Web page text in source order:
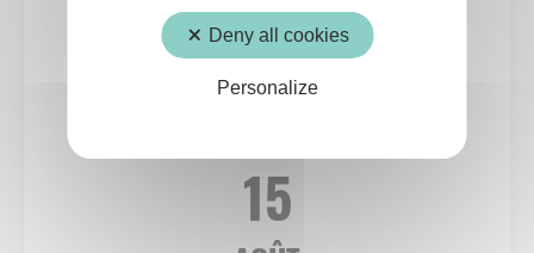
15
Deny all cookies
Personalize